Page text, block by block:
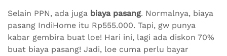
Selain PPN, ada juga biaya pasang. Normalnya, biaya
pasang IndiHome itu Rp555.000. Tapi, gw punya
kabar gembira buat loe! Hari ini, lagi ada diskon 70%
buat biaya pasang! Jadi, loe cuma perlu bayar